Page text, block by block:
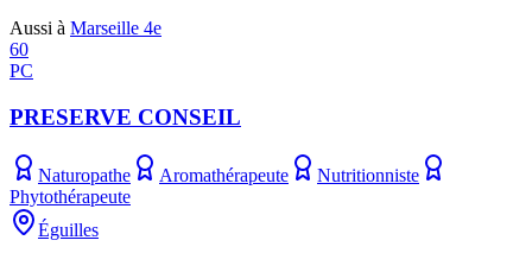
Aussi à Marseille 4e
60
PC
PRESERVE CONSEIL
Naturopathe Aromathérapeute
Nutritionniste
Phytothérapeute
Éguilles